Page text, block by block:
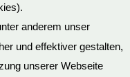
anderem unser
und effektiver gestalten,
unserer Webseite